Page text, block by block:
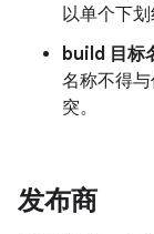
以单个下划
build 目标
名称不得
突。
发布商